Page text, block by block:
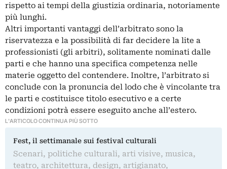
rispetto ai tempi della giustizia ordinaria, notoriamente
più lunghi.
Altri importanti vantaggi dell’arbitrato sono la
riservatezza e la possibilità di far decidere la lite a
professionisti (gli arbitri), solitamente nominati dalle
parti e che hanno una specifica competenza nelle
materie oggetto del contendere. Inoltre, l’arbitrato si
conclude con la pronuncia del lodo che è vincolante tra
le parti e costituisce titolo esecutivo e a certe
condizioni potrà essere eseguito anche all’estero.
L'ARTICOLO CONTINUA PIÙ SOTTO
Fest, il settimanale sui festival culturali
Scenari, politiche culturali, arti visive, musica,
teatro, architettura, design, artigianato,